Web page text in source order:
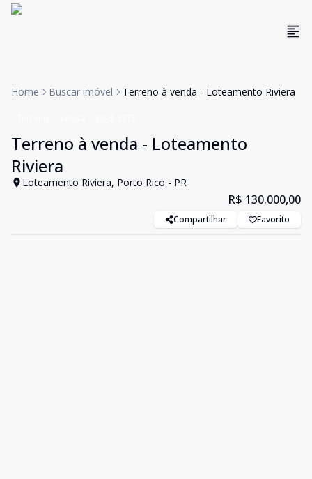
Home Buscar imóvel Terreno à venda - Loteamento Riviera
Terreno à venda - Loteamento
Riviera
Loteamento Riviera, Porto Rico - PR
R$ 130.000,00
Compartilhar Favorito